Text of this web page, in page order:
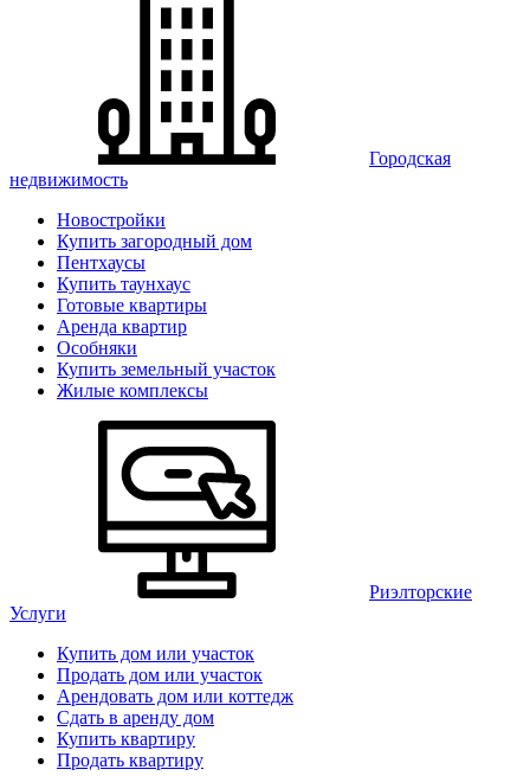
Городская
недвижимость
Новостройки
Купить загородный дом
Пентхаусы
Купить таунхаус
Готовые квартиры
Аренда квартир
Особняки
Купить земельный участок
Жилые комплексы
Риэлторские
Услуги
Купить дом или участок
Продать дом или участок
Арендовать дом или коттедж
Сдать в аренду дом
Купить квартиру
Продать квартиру